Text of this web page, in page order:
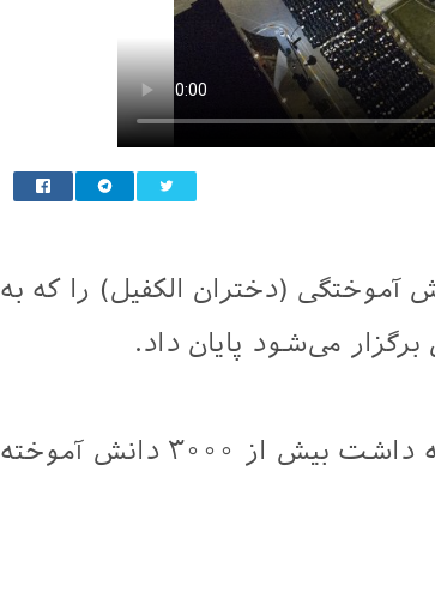
(دختران الکفیل) را که به
می‌شود پایان داد.
در این جشن که به مدت دو روز ادامه داشت بیش از ۳۰۰۰ دانش آموخته